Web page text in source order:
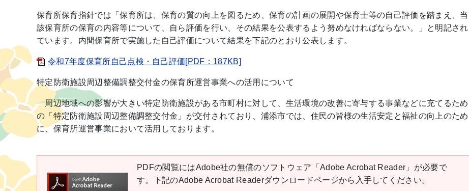
保育所保育指針では「保育所は、保育の質の向上を図るため、保育の計画の展開や保育士等の自己評価を踏まえ、当
該保育所の保育の内容等について、自ら評価を行い、その結果を公表するよう努めなければならない。」と明記され
ています。内間保育所で実施した自己評価について結果を下記のとおり公表します。
令和7年度保育所自己点検・自己評価[PDF：187KB]
特定防衛施設周辺整備調整交付金の保育所運営事業への活用について
周辺地域への影響が大きい特定防衛施設がある市町村に対して、生活環境の改善に寄与する事業などに充てるため
の「特定防衛施設周辺整備調整交付金」が交付されており、浦添市では、住民の皆様の生活安定と福祉の向上のため
に、保育所運営事業において活用しております。
PDFの閲覧にはAdobe社の無償のソフトウェア「Adobe Acrobat Reader」が必要で
す。下記のAdobe Acrobat Readerダウンロードページから入手してください。